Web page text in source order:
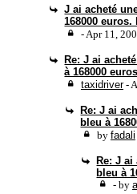
J ai acheté
168000
- Apr 11,
Re: J ai
à 168000
taxidriver-
Re: J ai
bleu à
by fadali
Re: J
bleu à
- by